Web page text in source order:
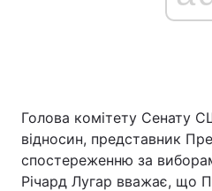
Голова комітету Сенату
відносин, представник
спостереженню за
Річард Лугар вважає, що